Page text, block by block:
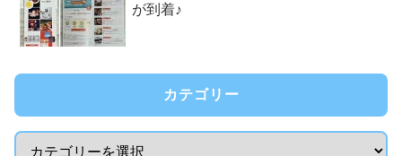
が到着♪
カテゴリー